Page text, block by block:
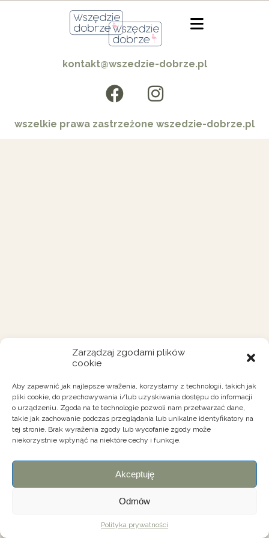
Zarządzaj zgodami plików
cookie
Aby zapewnić jak najlepsze wrażenia, korzystamy z technologii, takich jak
pliki cookie, do przechowywania i/lub uzyskiwania dostępu do informacji
o urządzeniu. Zgoda na te technologie pozwoli nam przetwarzać dane,
takie jak zachowanie podczas przeglądania lub unikalne identyfikatory na
tej stronie. Brak wyrażenia zgody lub wycofanie zgody może
niekorzystnie wpłynąć na niektóre cechy i funkcje.
Akceptuję
Odmów
Polityka prywatności
kontakt@wszedzie-dobrze.pl
wszelkie prawa zastrzeżone wszedzie-dobrze.pl